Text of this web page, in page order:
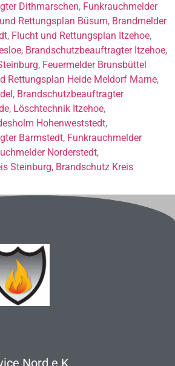
Dithmarschen, Funkrauchmelder
Rettungsplan Büsum, Brandmelder
, Flucht und Rettungsplan Itzehoe,
, Brandschutzbeauftragter Itzehoe,
, Feuermelder Brunsbüttel
Rettungsplan Heide Meldorf Marne,
, Brandschutzbeauftragter
, Löschtechnik Itzehoe,
Hohenweststedt,
Barmstedt, Funkrauchmelder
Norderstedt,
Steinburg, Brandschutz Kreis
Nord e.K.